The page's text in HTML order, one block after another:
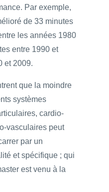
Par exemple,
de 33 minutes
les années 1980
entre 1990 et
et 2009.
que la moindre
systèmes
cardio-
vasculaires peut
par un
et spécifique ; qui
est venu à la